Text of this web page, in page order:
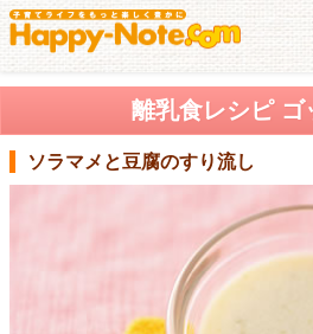
離乳食レシピ ゴ
ソラマメと豆腐のすり流し